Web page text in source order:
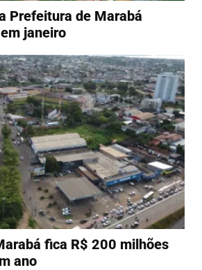
Prefeitura de Marabá
janeiro
fica R$ 200 milhões
ano